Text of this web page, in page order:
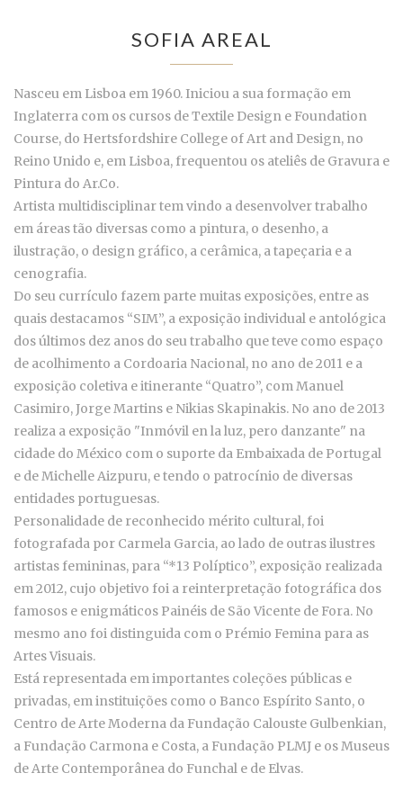
SOFIA AREAL
Nasceu em Lisboa em 1960. Iniciou a sua formação em
Inglaterra com os cursos de Textile Design e Foundation
Course, do Hertsfordshire College of Art and Design, no
Reino Unido e, em Lisboa, frequentou os ateliês de Gravura e
Pintura do Ar.Co.
Artista multidisciplinar tem vindo a desenvolver trabalho
em áreas tão diversas como a pintura, o desenho, a
ilustração, o design gráfico, a cerâmica, a tapeçaria e a
cenografia.
Do seu currículo fazem parte muitas exposições, entre as
quais destacamos “SIM”, a exposição individual e antológica
dos últimos dez anos do seu trabalho que teve como espaço
de acolhimento a Cordoaria Nacional, no ano de 2011 e a
exposição coletiva e itinerante “Quatro”, com Manuel
Casimiro, Jorge Martins e Nikias Skapinakis. No ano de 2013
realiza a exposição "Inmóvil en la luz, pero danzante" na
cidade do México com o suporte da Embaixada de Portugal
e de Michelle Aizpuru, e tendo o patrocínio de diversas
entidades portuguesas.
Personalidade de reconhecido mérito cultural, foi
fotografada por Carmela Garcia, ao lado de outras ilustres
artistas femininas, para “*13 Políptico”, exposição realizada
em 2012, cujo objetivo foi a reinterpretação fotográfica dos
famosos e enigmáticos Painéis de São Vicente de Fora. No
mesmo ano foi distinguida com o Prémio Femina para as
Artes Visuais.
Está representada em importantes coleções públicas e
privadas, em instituições como o Banco Espírito Santo, o
Centro de Arte Moderna da Fundação Calouste Gulbenkian,
a Fundação Carmona e Costa, a Fundação PLMJ e os Museus
de Arte Contemporânea do Funchal e de Elvas.